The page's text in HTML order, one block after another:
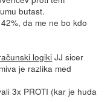
butast.
da me ne bo kdo
logikiJJ sicer
je razlika med
3x PROTI (kar je huda